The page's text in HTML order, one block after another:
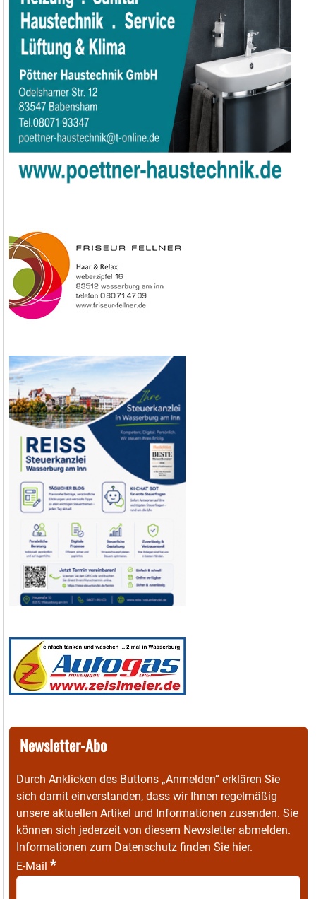
Newsletter-Abo
Durch Anklicken des Buttons „Anmelden“ erklären Sie
sich damit einverstanden, dass wir Ihnen regelmäßig
unsere aktuellen Artikel und Informationen zusenden. Sie
können sich jederzeit von diesem Newsletter abmelden.
Informationen zum Datenschutz finden Sie hier.
E-Mail *